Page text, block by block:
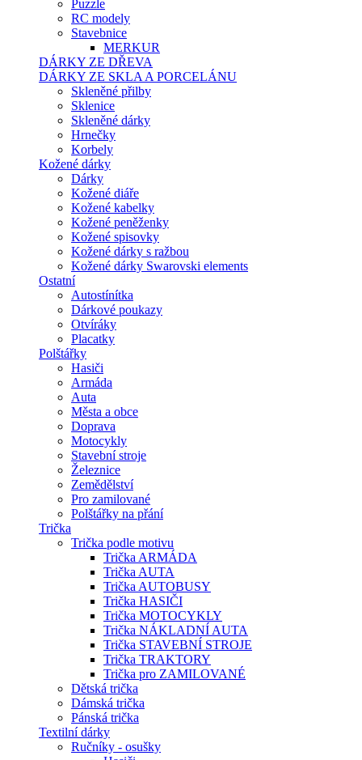
Puzzle
RC modely
Stavebnice
MERKUR
DÁRKY ZE DŘEVA
DÁRKY ZE SKLA A PORCELÁNU
Skleněné přilby
Sklenice
Skleněné dárky
Hrnečky
Korbely
Kožené dárky
Dárky
Kožené diáře
Kožené kabelky
Kožené peněženky
Kožené spisovky
Kožené dárky s ražbou
Kožené dárky Swarovski elements
Ostatní
Autostínítka
Dárkové poukazy
Otvíráky
Placatky
Polštářky
Hasiči
Armáda
Auta
Města a obce
Doprava
Motocykly
Stavební stroje
Železnice
Zemědělství
Pro zamilované
Polštářky na přání
Trička
Trička podle motivu
Trička ARMÁDA
Trička AUTA
Trička AUTOBUSY
Trička HASIČI
Trička MOTOCYKLY
Trička NÁKLADNÍ AUTA
Trička STAVEBNÍ STROJE
Trička TRAKTORY
Trička pro ZAMILOVANÉ
Dětská trička
Dámská trička
Pánská trička
Textilní dárky
Ručníky - osušky